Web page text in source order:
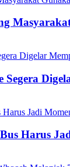
Segera
Harus